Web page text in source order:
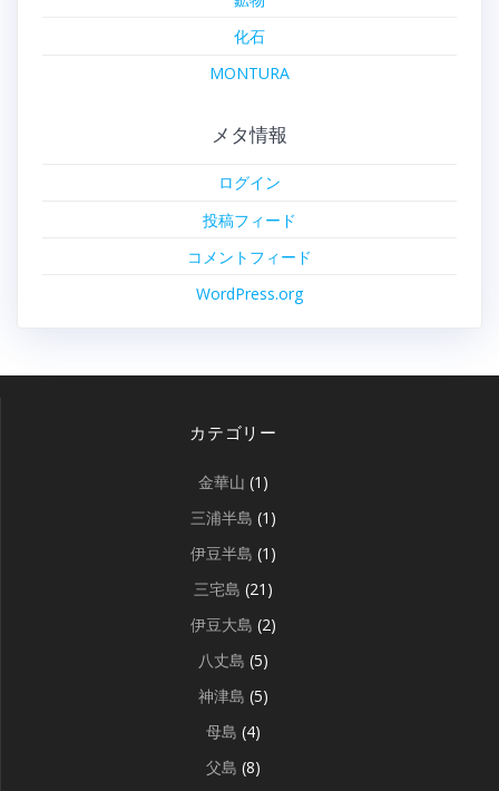
化石
MONTURA
メタ情報
ログイン
投稿フィード
コメントフィード
WordPress.org
カテゴリー
金華山 (1)
三浦半島 (1)
伊豆半島 (1)
三宅島 (21)
伊豆大島 (2)
八丈島 (5)
神津島 (5)
母島 (4)
父島 (8)